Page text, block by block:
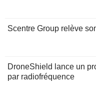
Scentre Group relève
DroneShield lance un
par radiofréquence